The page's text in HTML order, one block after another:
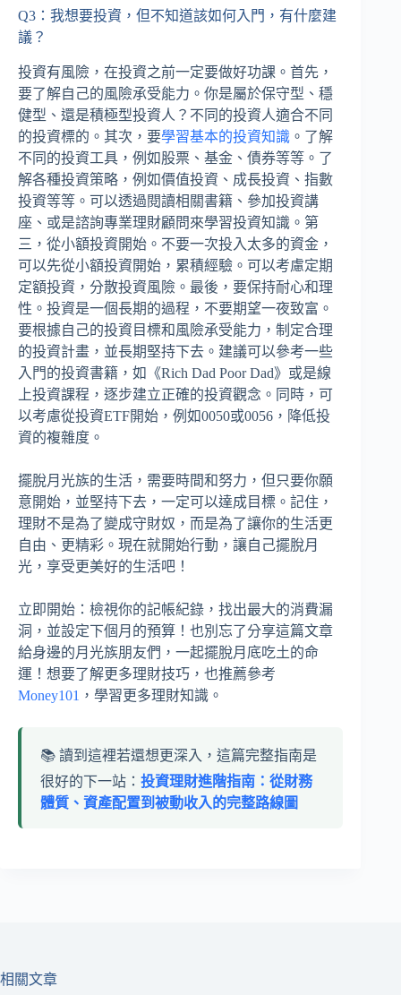
Q3：我想要投資，但不知道該如何入門，有什麼建
議？
投資有風險，在投資之前一定要做好功課。首先，
要了解自己的風險承受能力。你是屬於保守型、穩
健型、還是積極型投資人？不同的投資人適合不同
的投資標的。其次，要學習基本的投資知識 。了解
不同的投資工具，例如股票、基金、債券等等。了
解各種投資策略，例如價值投資、成長投資、指數
投資等等。可以透過閱讀相關書籍、參加投資講
座、或是諮詢專業理財顧問來學習投資知識。第
三，從小額投資開始。不要一次投入太多的資金，
可以先從小額投資開始，累積經驗。可以考慮定期
定額投資，分散投資風險。最後，要保持耐心和理
性。投資是一個長期的過程，不要期望一夜致富。
要根據自己的投資目標和風險承受能力，制定合理
的投資計畫，並長期堅持下去。建議可以參考一些
入門的投資書籍，如《Rich Dad Poor Dad》或是線
上投資課程，逐步建立正確的投資觀念。同時，可
以考慮從投資ETF開始，例如0050或0056，降低投
資的複雜度。
擺脫月光族的生活，需要時間和努力，但只要你願
意開始，並堅持下去，一定可以達成目標。記住，
理財不是為了變成守財奴，而是為了讓你的生活更
自由、更精彩。現在就開始行動，讓自己擺脫月
光，享受更美好的生活吧！
立即開始：檢視你的記帳紀錄，找出最大的消費漏
洞，並設定下個月的預算！也別忘了分享這篇文章
給身邊的月光族朋友們，一起擺脫月底吃土的命
運！想要了解更多理財技巧，也推薦參考
Money101 ，學習更多理財知識。
📚 讀到這裡若還想更深入，這篇完整指南是
很好的下一站： 投資理財進階指南：從財務
體質、資產配置到被動收入的完整路線圖
相關文章